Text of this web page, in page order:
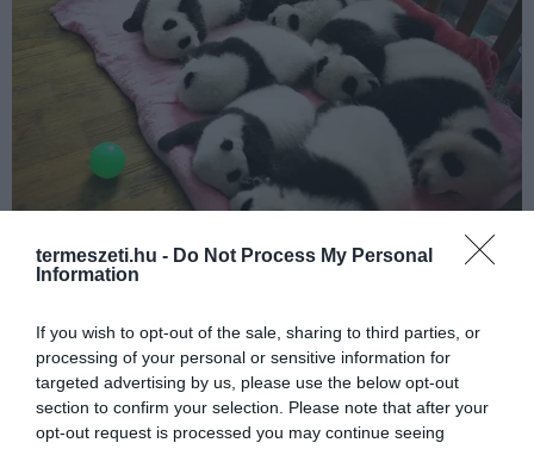
termeszeti.hu - Do Not Process My Personal
Information
If you wish to opt-out of the sale, sharing to third parties, or
processing of your personal or sensitive information for
targeted advertising by us, please use the below opt-out
section to confirm your selection. Please note that after your
opt-out request is processed you may continue seeing
EZ A BŰBÁJOS PANDAOVI A VALÓSÁGBAN IS LÉTEZIK!
2016-06-11